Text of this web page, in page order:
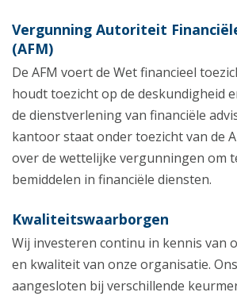
Vergunning Autoriteit
(AFM)
De AFM voert de Wet financieel
houdt toezicht op de deskundigheid
de dienstverlening van financiële
kantoor staat onder toezicht van de
over de wettelijke vergunningen om
bemiddelen in financiële diensten.
Kwaliteitswaarborgen
Wij investeren continu in kennis van
en kwaliteit van onze organisatie.
aangesloten bij verschillende